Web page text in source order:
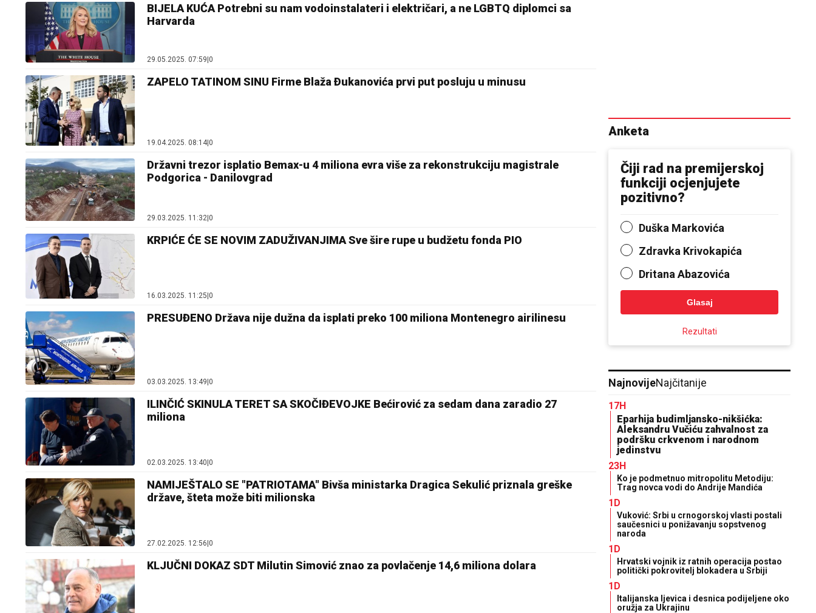
BIJELA KUĆA Potrebni su nam vodoinstalateri i električari, a ne LGBTQ diplomci sa
Harvarda
29.05.2025. 07:59 0
ZAPELO TATINOM SINU Firme Blaža Ðukanovića prvi put posluju u minusu
19.04.2025. 08:14|0
Državni trezor isplatio Bemax-u 4 miliona evra više za rekonstrukciju magistrale
Podgorica - Danilovgrad
29.03.2025. 11:32 0
KRPIĆE ĆE SE NOVIM ZADUŽIVANJIMA Sve šire rupe u budžetu fonda PIO
16.03.2025. 11:25 0
PRESUĐENO Država nije dužna da isplati preko 100 miliona Montenegro airilinesu
03.03.2025. 13:49|0
ILINČIĆ SKINULA TERET SA SKOČIĐEVOJKE Bećirović za sedam dana zaradio 27
miliona
02.03.2025. 13:40 0
NAMIJEŠTALO SE "PATRIOTAMA" Bivša ministarka Dragica Sekulić priznala greške
države, šteta može biti milionska
27.02.2025. 12:56 0
KLJUČNI DOKAZ SDT Milutin Simović znao za povlačenje 14,6 miliona dolara
Anketa
Čiji rad na premijerskoj
funkciji ocjenjujete
pozitivno?
Duška Markovića
Zdravka Krivokapića
Dritana Abazovića
Glasaj
Rezultati
NajnovijeNajčitanije
17H
Eparhija budimljansko-nikšićka:
Aleksandru Vučiću zahvalnost za
podršku crkvenom i narodnom
jedinstvu
23H
Ko je podmetnuo mitropolitu Metodiju:
Trag novca vodi do Andrije Mandića
1D
Vuković: Srbi u crnogorskoj vlasti postali
saučesnici u ponižavanju sopstvenog
naroda
1D
Hrvatski vojnik iz ratnih operacija postao
politički pokrovitelj blokadera u Srbiji
1D
Italijanska ljevica i desnica podijeljene oko
oružja za Ukrajinu